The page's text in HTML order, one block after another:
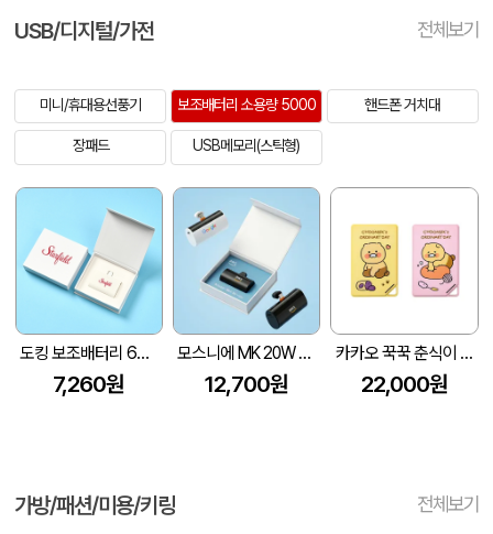
USB/디지털/가전 전체보기
미니/휴대용선풍기 보조배터리 소용량 5000 핸드폰 거치대
장패드 USB메모리(스틱형)
도킹 보조배터리 6000mAh+자석싸바리
7,260원
모스니에 MK 20W 고속 도킹 보조배터리 5000mAh 자석싸바리케이스
12,700원
카카오 꾹꾹 춘식이 & 버터 고구마 춘식이 맥세이프 납작 보조배터리 5,000mAh KWB001
22,000원
가방/패션/미용/키링 전체보기